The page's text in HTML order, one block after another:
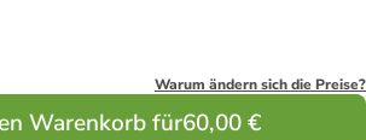
Warum ändern sich die Preise?
Warenkorb für60,00 €